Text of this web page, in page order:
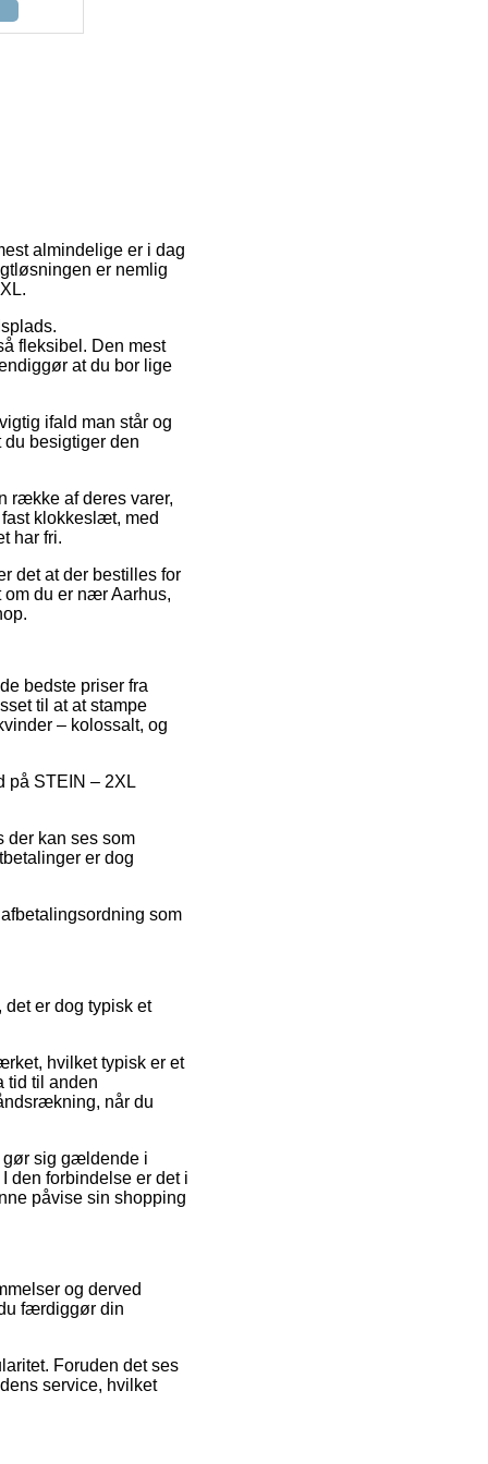
almindelige er i dag
er nemlig
fleksibel. Den mest
at du bor lige
ifald man står og
besigtiger den
række af deres varer,
klokkeslæt, med
har fri.
det at der bestilles for
om du er nær Aarhus,
bedste priser fra
til at at stampe
– kolossalt, og
på STEIN – 2XL
der kan ses som
er dog
som
er dog typisk et
hvilket typisk er et
tid til anden
når du
gør sig gældende i
den forbindelse er det i
påvise sin shopping
og derved
færdiggør din
Foruden det ses
service, hvilket